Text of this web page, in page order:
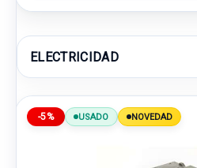
ELECTRICIDAD
-5% USADO NOVEDAD